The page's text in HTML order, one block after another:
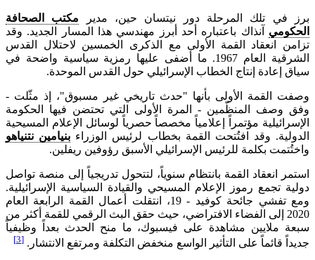
برز في تلك المرحلة دور نيتسان حين، مدير مكتب الصحافة
الحكومي آنذاك باعتباره أحد أبرز مهندسي هذا المسار الجديد. وقد
تزامن انعقاد القمة الأولى مع الذكرى الخمسين لاحتلال القدس
الشرقية العام 1967. ما أضفى عليها رمزية سياسية واضحة في
سياق إعادة إنتاج الخطاب الإسرائيلي حول القدس الموحدة.
وصفت القمة الأولى بأنها "حدث تاريخي غير مسبوق"، إذ مثّلت -
وفق وصف المنظّمين - المرة الأولى التي تحتضن فيها الحكومة
الإسرائيلية مؤتمراً إعلامياً مخصصاً حصرياً لوسائل الإعلام المسيحية
الدولية. وقد افتُتحت القمة بخطاب لرئيس الوزراء بنيامين نتنياهو
واختُتمت بكلمة للرئيس الإسرائيلي الأسبق رؤوفين ريفلين.
استمر انعقاد القمة بانتظام سنوياً، لتتحول تدريجياً إلى منصة تواصل
دولية تجمع رموز الإعلام المسيحي والقيادة السياسية الإسرائيلية.
ومع تفشي جائحة كوفيد - 19، انتقلت أعمال القمة الرابعة العام
2020 إلى الفضاء الافتراضي، حيث حقق البث الرقمي للقمة أكثر من
سبعة ملايين مشاهدة على فيسبوك، ما منح الحدث بعداً وظيفياً
جديداً قائماً على التأثير الواسع منخفض التكلفة ومرتفع الانتشار. [3]